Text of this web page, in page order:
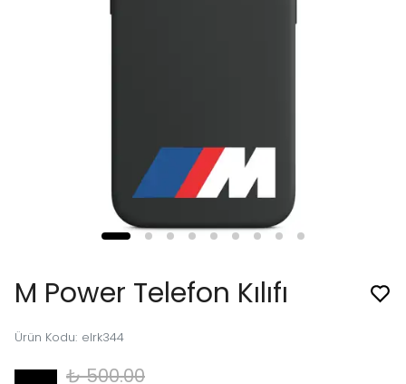
M Power Telefon Kılıfı
Ürün Kodu: elrk344
₺ 500.00